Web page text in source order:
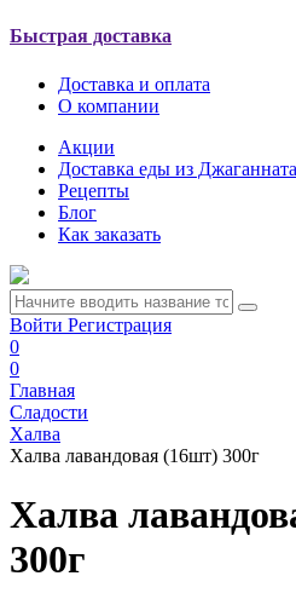
Быстрая доставка
Доставка и оплата
О компании
Акции
Доставка еды из Джаганната
Рецепты
Блог
Как заказать
Войти Регистрация
0
0
Главная
Сладости
Халва
Халва лавандовая (16шт) 300г
Халва
300г